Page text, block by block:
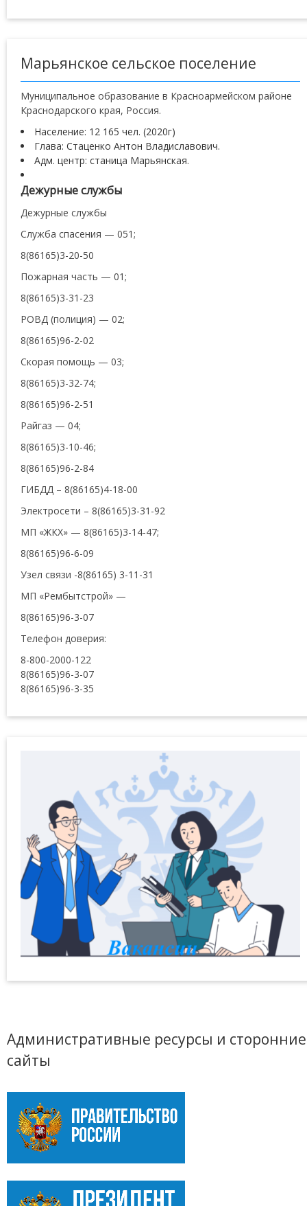
Марьянское сельское поселение
Муниципальное образование в Красноармейском районе
Краснодарского края, Россия.
Население: 12 165 чел. (2020г)
Глава: Стаценко Антон Владиславович.
Адм. центр: станица Марьянская.
Дежурные службы
Дежурные службы
Служба спасения — 051;
8(86165)3-20-50
Пожарная часть — 01;
8(86165)3-31-23
РОВД (полиция) — 02;
8(86165)96-2-02
Скорая помощь — 03;
8(86165)3-32-74;
8(86165)96-2-51
Райгаз — 04;
8(86165)3-10-46;
8(86165)96-2-84
ГИБДД – 8(86165)4-18-00
Электросети – 8(86165)3-31-92
МП «ЖКХ» — 8(86165)3-14-47;
8(86165)96-6-09
Узел связи -8(86165) 3-11-31
МП «Рембытстрой» —
8(86165)96-3-07
Телефон доверия:
8-800-2000-122
8(86165)96-3-07
8(86165)96-3-35
Административные ресурсы и сторонние
сайты